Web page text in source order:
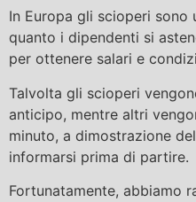
In Europa gli scioperi sono
quanto i dipendenti si
per ottenere salari e
Talvolta gli scioperi
anticipo, mentre altri
minuto, a dimostrazione
informarsi prima di partire.
Fortunatamente, abbiamo